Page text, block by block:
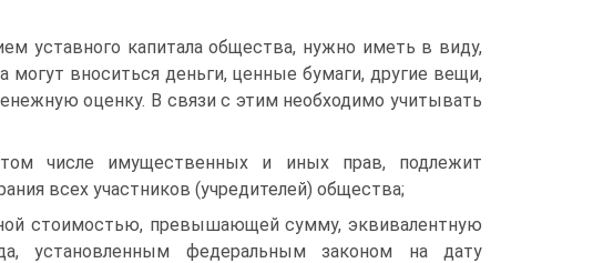
уставного капитала общества, нужно иметь в виду,
вноситься деньги, ценные бумаги, другие вещи,
оценку. В связи с этим необходимо учитывать
числе имущественных и иных прав, подлежит
всех участников (учредителей) общества;
стоимостью, превышающей сумму, эквивалентную
установленным федеральным законом на дату